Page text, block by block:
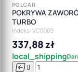
POLCAR
POKRYWA
TURBO
Indeks: VC0009
337,88 zł
local_shipping
 